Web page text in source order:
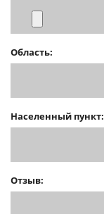
Область:
Населенный пункт:
Отзыв: